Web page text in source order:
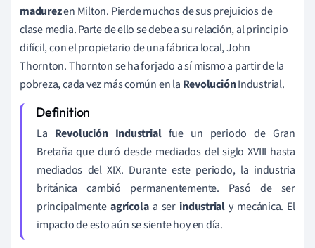
madurezen Milton. Pierde muchos de sus prejuicios de
clase media. Parte de ello se debe a su relación, al principio
difícil, con el propietario de una fábrica local, John
Thornton. Thornton se ha forjado a sí mismo a partir de la
pobreza, cada vez más común en la RevoluciónIndustrial.
La Revolución Industrialfue un periodo de Gran
Bretaña que duró desde mediados del siglo XVIII hasta
mediados del XIX. Durante este periodo, la industria
británica cambió permanentemente. Pasó de ser
principalmenteagrícolaa ser industrialy mecánica. El
impacto de esto aún se siente hoy en día.